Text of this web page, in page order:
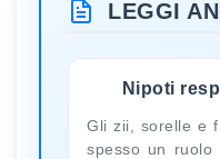
LEGGI
Nipoti
Gli zii, sorelle e
spesso un ruolo